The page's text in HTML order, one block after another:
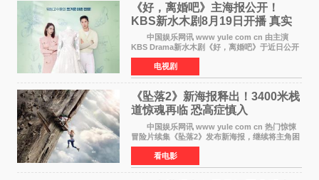
《好，离婚吧》主海报公开！
KBS新水木剧8月19日开播 真实
离婚体验记来袭
中国娱乐网讯 www yule com cn 由主演
KBS Drama新水木剧《好，离婚吧》于近日公开
主海报，正式进入开播倒计时。 海报中，男
女主角背对背站立，各自望向不同方向，中央的
空白与冷漠的表情
电视剧
《坠落2》新海报释出！3400米栈
道惊魂再临 恐高症慎入
中国娱乐网讯 www yule com cn 热门惊悚
冒险片续集《坠落2》发布新海报，继续将主角困
于绝境高处——这一次，是摇摇欲坠的徒步栈
道。该片将于今年9月2日北美上映，恐高症患者
请提前做好心理
看电影